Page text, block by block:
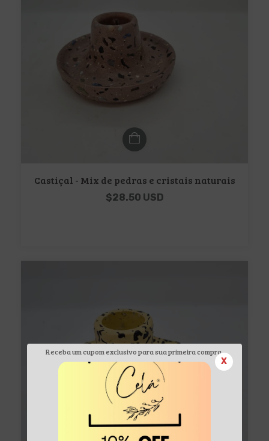
Receba um cupom exclusivo para sua primeira compra.
X
Castiçal - Mix de pedras e cristais naturais
$28.50 USD